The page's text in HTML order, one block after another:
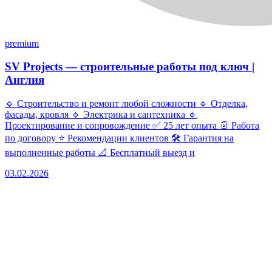
premium
SV Projects — строительные работы под ключ |
Англия
🔹 Строительство и ремонт любой сложности 🔹 Отделка,
фасады, кровля 🔹 Электрика и сантехника 🔹
Проектирование и сопровождение ✅ 25 лет опыта 📄 Работа
по договору ⭐ Рекомендации клиентов 🛠 Гарантия на
выполненные работы 📐 Бесплатный выезд и
03.02.2026